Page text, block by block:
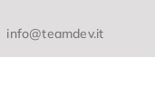
info@teamdev.it